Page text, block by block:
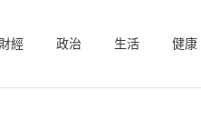
財經 政治 生活 健康